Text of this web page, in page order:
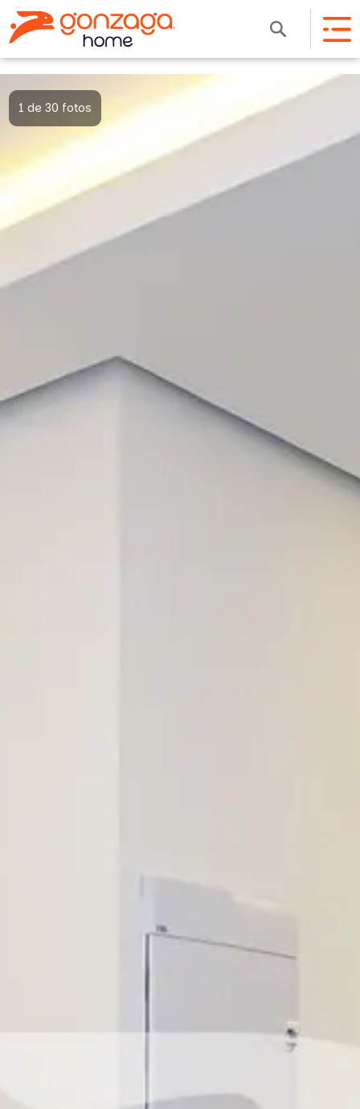
1 de 30 fotos